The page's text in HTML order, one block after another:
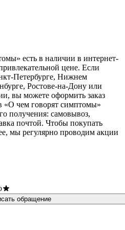
есть в наличии в интернет-
цене. Если
Петербурге, Нижнем
Ростове-на-Дону или
вы можете оформить заказ
«О чем говорят симптомы»
получения: самовывоз,
почтой. Чтобы покупать
мы регулярно проводим акции
обращение